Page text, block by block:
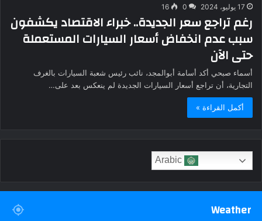
17 يوليو، 2024 0
16
رغم تراجع سعر الجديدة.. خبراء الاقتصاد يكشفون
سبب عدم انخفاض أسعار السيارات المستعملة
حتى الآن
أسماء صبحي أكد أسامة أبوالمجد، نائب رئيس شعبة السيارات بالغرف
التجارية، أن تراجع أسعار السيارات الجديدة لم ينعكس بعد على…
أكمل القراءة »
Weather